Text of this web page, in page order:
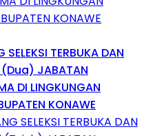
TERBUKA DAN
(Dua) JABATAN
DI LINGKUNGAN
KONAWE